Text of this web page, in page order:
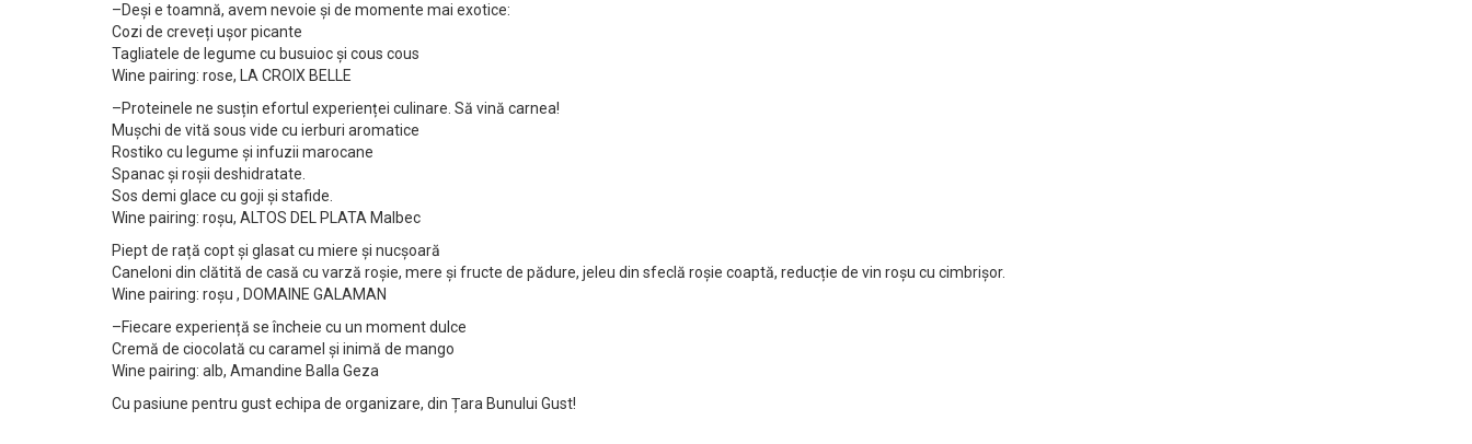
–Deși e toamnă, avem nevoie și de momente mai exotice:
Cozi de creveți ușor picante
Tagliatele de legume cu busuioc și cous cous
Wine pairing: rose, LA CROIX BELLE
–Proteinele ne susțin efortul experienței culinare. Să vină carnea!
Mușchi de vită sous vide cu ierburi aromatice
Rostiko cu legume și infuzii marocane
Spanac și roșii deshidratate.
Sos demi glace cu goji și stafide.
Wine pairing: roșu, ALTOS DEL PLATA Malbec
Piept de rață copt și glasat cu miere și nucșoară
Caneloni din clătită de casă cu varză roșie, mere și fructe de pădure, jeleu din sfeclă roșie coaptă, reducție de vin roșu cu cimbrișor.
Wine pairing: roșu , DOMAINE GALAMAN
–Fiecare experiență se încheie cu un moment dulce
Cremă de ciocolată cu caramel și inimă de mango
Wine pairing: alb, Amandine Balla Geza
Cu pasiune pentru gust echipa de organizare, din Țara Bunului Gust!